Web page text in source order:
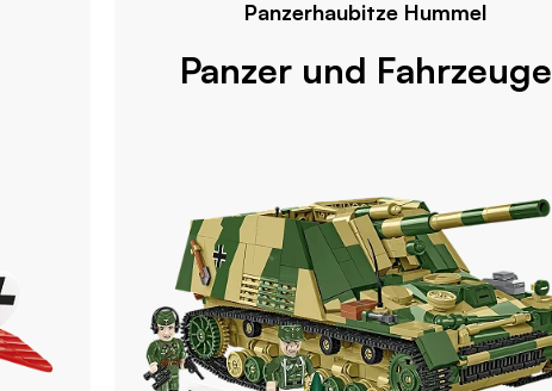
Panzerhaubitze Hummel
Panzer und Fahrzeuge